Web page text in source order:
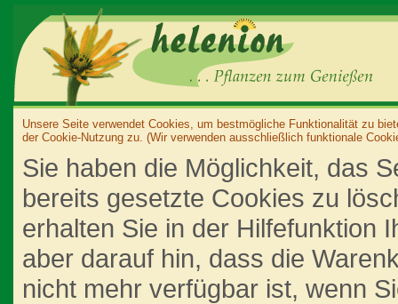
Unsere Seite verwendet Cookies, um bestmögliche Funktionalität zu
der Cookie-Nutzung zu. (Wir verwenden ausschließlich funktionale
Sie haben die Möglichkeit, das
bereits gesetzte Cookies zu
erhalten Sie in der Hilfefunktion
aber darauf hin, dass die
nicht mehr verfügbar ist, wenn